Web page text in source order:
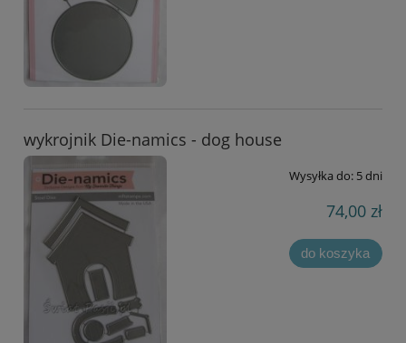
wykrojnik Die-namics - dog house
Wysyłka do: 5 dni
74,00 zł
do koszyka